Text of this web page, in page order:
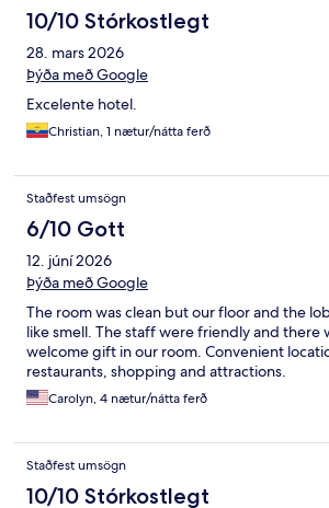
10/10 Stórkostlegt
28. mars 2026
Þýða með Google
Excelente hotel.
Christian, 1 nætur/nátta ferð
Staðfest umsögn
6/10 Gott
12. júní 2026
Þýða með Google
The room was clean but our floor and the
like smell. The staff were friendly and there
welcome gift in our room. Convenient
restaurants, shopping and attractions.
Carolyn, 4 nætur/nátta ferð
Staðfest umsögn
10/10 Stórkostlegt